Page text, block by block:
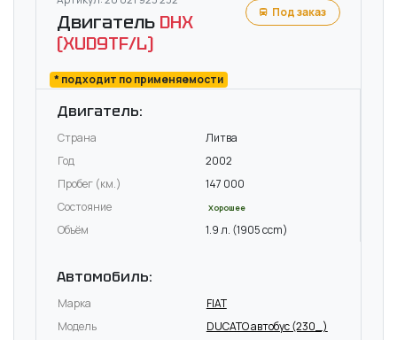
Двигатель DHX
(XUD9TF/L)
* подходит по применяемости
Под заказ
Двигатель:
Страна
Литва
Год
2002
Пробег (км.)
147 000
Состояние
Хорошее
Объём 1.9 л. (1905 ccm)
Автомобиль:
Марка
FIAT
Модель
DUCATO автобус (230_)